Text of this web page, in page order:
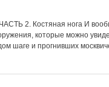
2. Костяная нога И
которые можно
шаге и прогнивших